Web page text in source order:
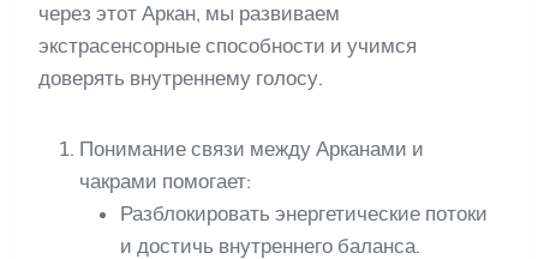
через этот Аркан, мы развиваем
экстрасенсорные способности и учимся
доверять внутреннему голосу.
Понимание связи между Арканами и
чакрами помогает:
Разблокировать энергетические потоки
и достичь внутреннего баланса.